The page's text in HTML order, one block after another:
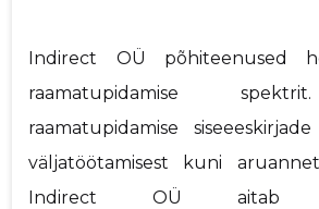
Indirect OÜ põhiteenused
raamatupidamise
raamatupidamise
väljatöötamisest kuni
Indirect OÜ